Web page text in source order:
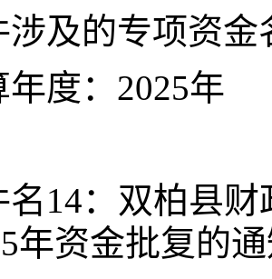
涉及的专项资金
度： 2025年
名14：双柏县
年资金批复的